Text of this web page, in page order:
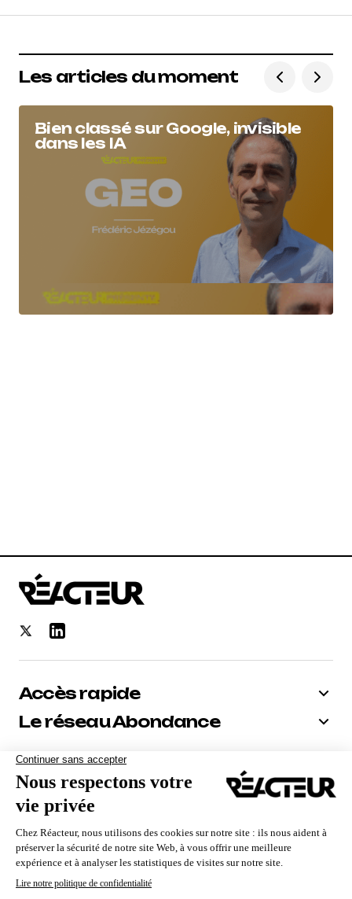
Les articles du moment
Bien classé sur Google, invisible
dans les IA
Accès rapide
Le réseau Abondance
Bénéficiez de -10% sur tous nos
abonnements
Recevoir le code
Nous utilisons des cookies pour vous garantir la meilleure
expérience sur notre site. Si vous continuez à utiliser ce
dernier, nous considérerons que vous acceptez l'utilisation des